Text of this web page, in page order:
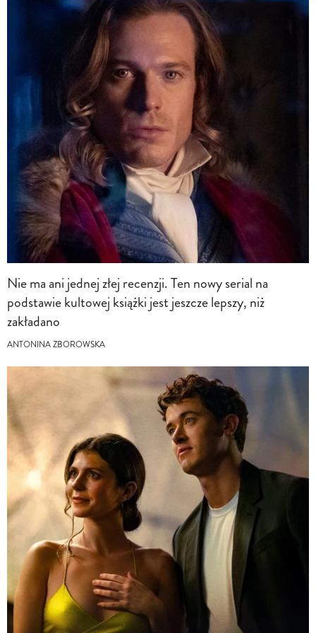
Nie ma ani jednej złej recenzji. Ten nowy serial na
podstawie kultowej książki jest jeszcze lepszy, niż
zakładano
ANTONINA ZBOROWSKA